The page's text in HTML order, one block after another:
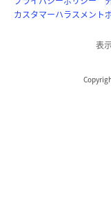
カスタマーハラスメント
表